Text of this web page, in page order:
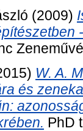
(2009)
W. A.
és
PhD